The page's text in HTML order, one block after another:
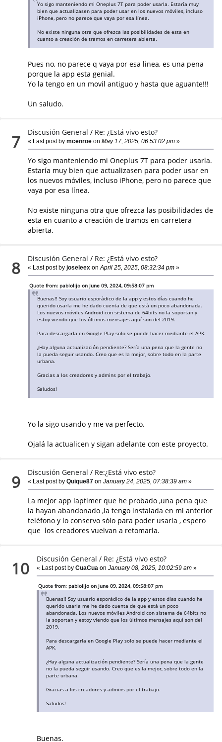
Yo sigo manteniendo mi Oneplus 7T para poder usarla. Estaría muy
bien que actualizasen para poder usar en los nuevos móviles, incluso
iPhone, pero no parece que vaya por esa línea.
No existe ninguna otra que ofrezca las posibilidades de esta en
cuanto a creación de tramos en carretera abierta.
Pues no, no parece q vaya por esa linea, es una pena
porque la app esta genial.
Yo la tengo en un movil antiguo y hasta que aguante!!!
Un saludo.
7 Discusión General / Re: ¿Está vivo esto?
« Last post bymcenroe on May 17, 2025, 06:53:02 pm »
Yo sigo manteniendo mi Oneplus 7T para poder usarla.
Estaría muy bien que actualizasen para poder usar en
los nuevos móviles, incluso iPhone, pero no parece que
vaya por esa línea.
No existe ninguna otra que ofrezca las posibilidades de
esta en cuanto a creación de tramos en carretera
abierta.
8 Discusión General / Re: ¿Está vivo esto?
« Last post byjoseleex on April 25, 2025, 08:32:34 pm »
Quote from: pablolijo on June 09, 2024, 09:58:07 pm
Buenas!! Soy usuario esporádico de la app y estos días cuando he
querido usarla me he dado cuenta de que está un poco abandonada.
Los nuevos móviles Android con sistema de 64bits no la soportan y
estoy viendo que los últimos mensajes aquí son del 2019.
Para descargarla en Google Play solo se puede hacer mediante el APK.
¿Hay alguna actualización pendiente? Sería una pena que la gente no
la pueda seguir usando. Creo que es la mejor, sobre todo en la parte
urbana.
Gracias a los creadores y admins por el trabajo.
Saludos!
Yo la sigo usando y me va perfecto.
Ojalá la actualicen y sigan adelante con este proyecto.
9 Discusión General / Re:¿Está vivo esto?
« Last post byQuique87 on January 24, 2025, 07:38:39 am »
La mejor app laptimer que he probado ,una pena que
la hayan abandonado ,la tengo instalada en mi anterior
teléfono y lo conservo sólo para poder usarla , espero
que los creadores vuelvan a retomarla.
10 Discusión General / Re: ¿Está vivo esto?
« Last post byCuaCua on January 08, 2025, 10:02:59 am »
Quote from: pablolijo on June 09, 2024, 09:58:07 pm
Buenas!! Soy usuario esporádico de la app y estos días cuando he
querido usarla me he dado cuenta de que está un poco
abandonada. Los nuevos móviles Android con sistema de 64bits no
la soportan y estoy viendo que los últimos mensajes aquí son del
2019.
Para descargarla en Google Play solo se puede hacer mediante el
APK.
¿Hay alguna actualización pendiente? Sería una pena que la gente
no la pueda seguir usando. Creo que es la mejor, sobre todo en la
parte urbana.
Gracias a los creadores y admins por el trabajo.
Saludos!
Buenas.